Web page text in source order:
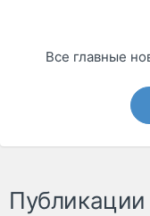
Все главные